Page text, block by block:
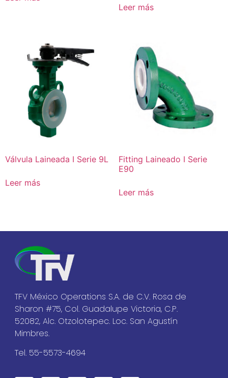
Leer más
Válvula Laineada I Serie 9L
Leer más
Fitting Laineado I Serie
E90
Leer más
TFV México Operations S.A. de C.V. Rosa de
Sharon #75, Col. Guadalupe Victoria, C.P.
52082, Alc. Otzolotepec. Loc. San Agustín
Mimbres.
Tel. 55-5573-4694